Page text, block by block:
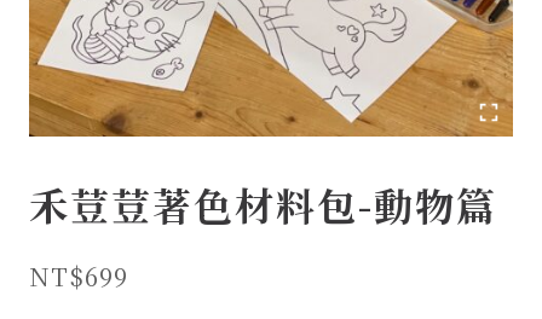
禾荳荳著色材料包-動物篇
NT$699